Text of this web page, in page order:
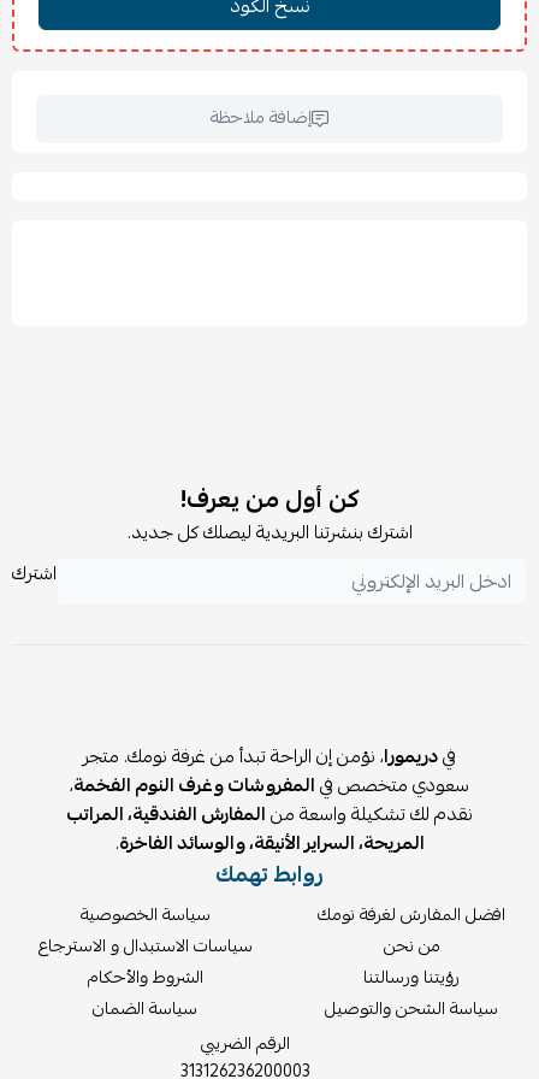
الارتفاع: 87 سم
عرض المقعد: 40 سم
🧽 العناية والتنظيف:
يمسح بصابون سائل لطيف وقطعة قماش ناعمة.
يجفف بقطعة قماش نظيفة بعد التنظيف.
يفضل إعادة إحكام ربط المسامير بعد أسبوعين من التجميع وعند
إضافة ملاحظة
كن أول من يعرف!
اشترك بنشرتنا البريدية ليصلك كل جديد.
اشترك
فيدريمورا، نؤمن إن الراحة تبدأ من غرفة نومك. متجر
سعودي متخصص فيالمفروشات وغرف النوم الفخمة،
نقدم لك تشكيلة واسعة منالمفارش الفندقية، المراتب
المريحة، السراير الأنيقة، والوسائد الفاخرة.
روابط تهمك
افضل المفارش لغرفة نومك
من نحن
رؤيتنا ورسالتنا
سياسة الشحن والتوصيل
سياسة الخصوصية
سياسات الاستبدال و الاسترجاع
الشروط والأحكام
سياسة الضمان
الرقم الضريبي
313126236200003